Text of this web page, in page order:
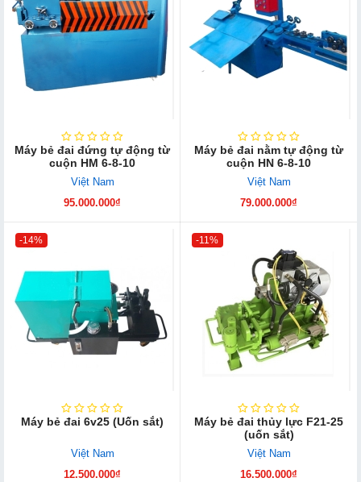
Máy bẻ đai đứng tự động từ
cuộn HM 6-8-10
Việt Nam
95.000.000₫
Máy bẻ đai nằm tự động từ
cuộn HN 6-8-10
Việt Nam
79.000.000₫
-14%
Máy bẻ đai 6v25 (Uốn sắt)
Việt Nam
12.500.000₫
-11%
Máy bẻ đai thủy lực F21-25
(uốn sắt)
Việt Nam
16.500.000₫